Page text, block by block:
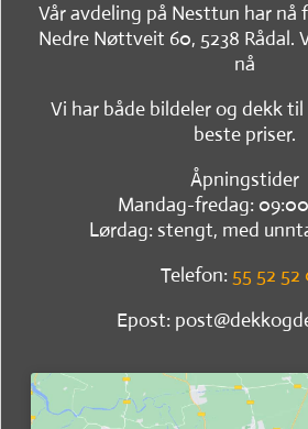
Vår avdeling på Nesttun har
Nedre Nøttveit 60, 5238 Rådal.
nå
Vi har både bildeler og dekk
beste priser.
Åpningstider
Mandag-fredag:
Lørdag: stengt, med
Telefon: 55 52 52
Epost: